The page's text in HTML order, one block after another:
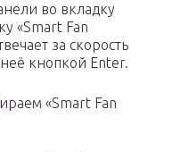
во вкладку
«Smart Fan
за скорость
кнопкой Enter.
«Smart Fan